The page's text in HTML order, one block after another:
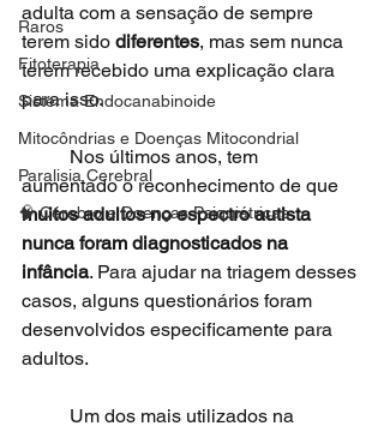
Raros
Fitoterapia
Sistema Endocanabinoide
Mitocôndrias e Doenças Mitocondrial
Paralisia Cerebral
🧠 Cérebro e Doenças Psiquiátricas
adulta com a sensação de sempre
terem sido diferentes, mas sem nunca
terem recebido uma explicação clara
para isso.
aumentado o reconhecimento de que
muitos adultos no espectro autista
nunca foram diagnosticados na
infância. Para ajudar na triagem desses
casos, alguns questionários foram
desenvolvidos especificamente para
adultos.